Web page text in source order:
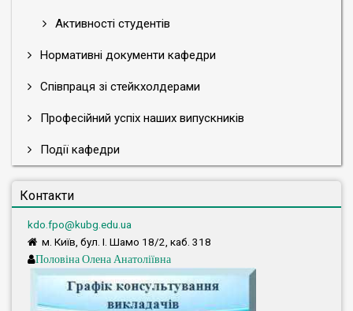
Активності студентів
Нормативні документи кафедри
Співпраця зі стейкхолдерами
Професійний успіх наших випускників
Події кафедри
Контакти
kdo.fpo@kubg.edu.ua
м. Київ, бул. І. Шамо 18/2, каб. 318
Половіна Олена Анатоліївна